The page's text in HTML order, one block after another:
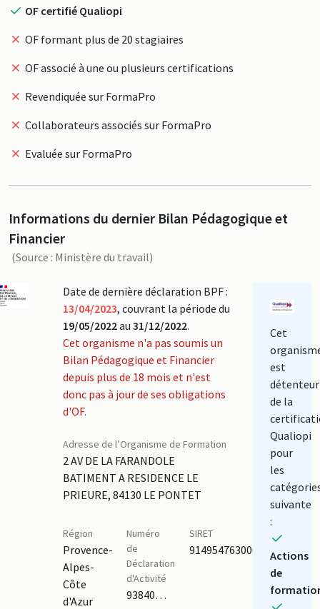
OF certifié Qualiopi
OF formant plus de 20 stagiaires
OF associé à une ou plusieurs certifications
Revendiquée sur FormaPro
Collaborateurs associés sur FormaPro
Evaluée sur FormaPro
Informations du dernier Bilan Pédagogique et
Financier
(Source : Ministère du travail)
Date de dernière déclaration BPF :
13/04/2023, couvrant la période du
19/05/2022au 31/12/2022.
Cet organisme n'a pas soumis un
Bilan Pédagogique et Financier
depuis plus de 18 mois et n'est
donc pas à jour de ses obligations
d'OF.
Adresse de l’Organisme de Formation
2 AV DE LA FARANDOLE
BATIMENT A RESIDENCE LE
PRIEURE, 84130 LE PONTET
Région
Provence-
Alpes-
Côte
d'Azur
Numéro
de
Déclaration
d'Activité
93840463384
SIRET
91495476300019
Cet
est
détenteur
de la
Qualiopi
pour
les
suivante
:
Actions
de